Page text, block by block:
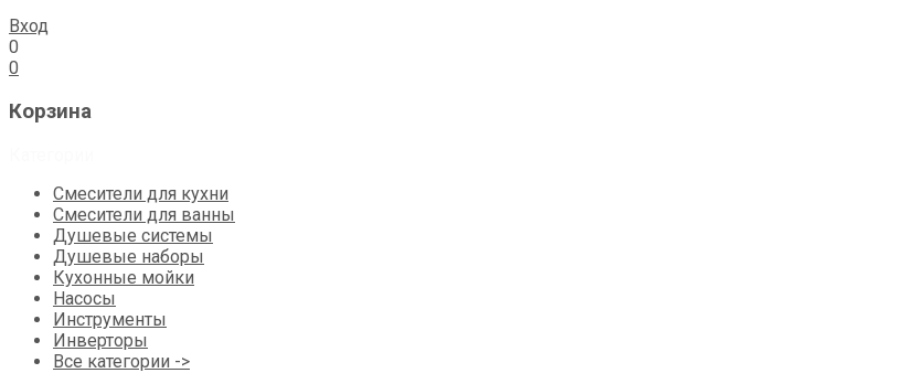
Вход
0
0
Корзина
Смесители для кухни
Смесители для ванны
Душевые системы
Душевые наборы
Кухонные мойки
Насосы
Инструменты
Инверторы
Все категории ->